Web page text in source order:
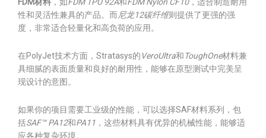
性和灵活性兼具的产品。而尼龙12碳纤维则提供了更强的强
度，非常适合轻量化和高负荷的应用。
在PolyJet技术方面，Stratasys的VeroUltra和ToughOne材料兼
具细腻的表面质量和良好的耐用性，能够在原型测试中完美呈
现设计的意图。
如果你的项目需要工业级的性能，可以选择SAF材料系列，包
括SAF™ PA12和PA11 ，这些材料具有优异的机械性能，能够适
应各种复杂环境。